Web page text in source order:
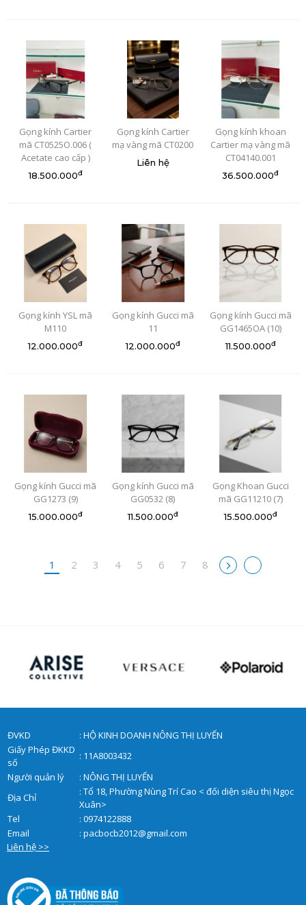
Gọng kính Cartier
mã CT0525O.006 (
Acetate cao cấp )
18.500.000đ
Gọng kính Cartier
mạ vàng mã CT0200
Liên hệ
Gọng kính khoan
Cartier mạ vàng mã
CT04140.001
36.500.000đ
Gọng kính YSL mã
M110
12.000.000đ
Gọng kính Gucci mã
11
12.000.000đ
Gọng kính Gucci mã
GG1465OA (10)
11.500.000đ
Gọng kính Gucci mã
GG1273 (9)
15.000.000đ
Gọng kính Gucci mã
GG0532 (8)
11.500.000đ
Gọng Khoan Gucci
mã GG11210 (7)
15.500.000đ
1 2 3 4 5 6 7 8
ĐVKD
: HỘ KINH DOANH NÔNG THỊ LUYẾN
Giấy Phép ĐKKD
số
: 11A8003432
Người quản lý
: NÔNG THỊ LUYẾN
Địa Chỉ
: Tổ 18, Phường Nùng Trí Cao < đối diện siêu thị Ngọc
Xuân>
Tel
: 0974122888
Email
: pacbocb2012@gmail.com
Liên hệ >>